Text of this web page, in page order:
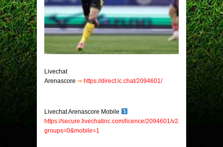
Livechat
Arenascore ⇒ https://direct.lc.chat/2094601/
Livechat Arenascore Mobile
https://secure.livechatinc.com/licence/2094601/v2/open_chat.cgi?
groups=0&mobile=1